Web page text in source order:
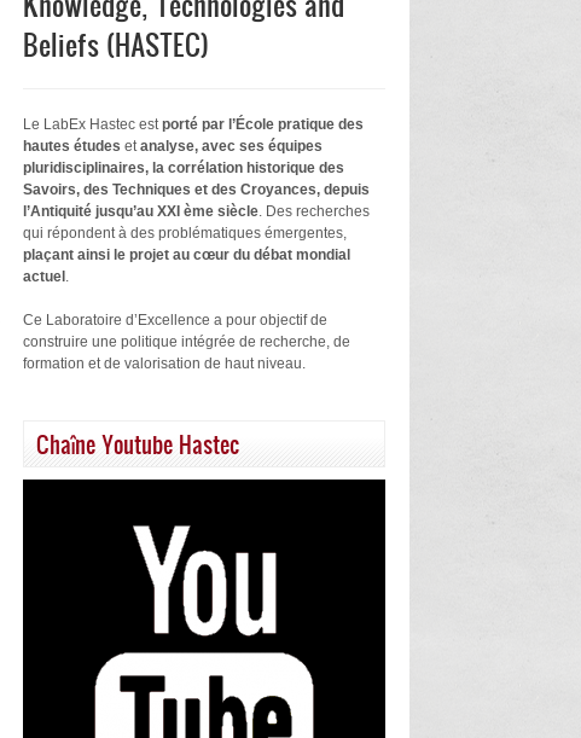
Beliefs (HASTEC)
Le LabEx Hastec estporté par l’École pratique des
hautes études etanalyse, avec ses équipes
pluridisciplinaires, la corrélation historique des
Savoirs, des Techniques et des Croyances, depuis
l’Antiquité jusqu’au XXI ème siècle. Des recherches
qui répondent à des problématiques émergentes,
plaçant ainsi le projet au cœur du débat mondial
actuel .
Ce Laboratoire d’Excellence a pour objectif de
construire une politique intégrée de recherche, de
formation et de valorisation de haut niveau.
Chaîne Youtube Hastec